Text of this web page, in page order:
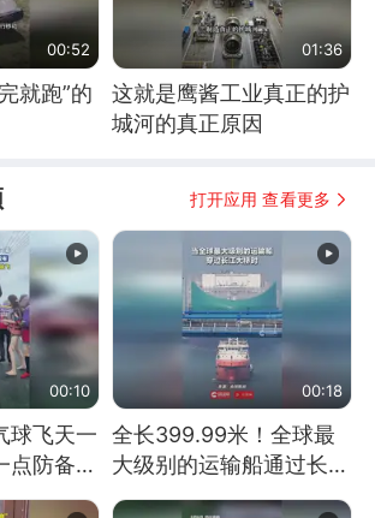
00:52
就跑”的
01:36
这就是鹰酱工业真正的护
城河的真正原因
打开应用 查看更多
00:10
球飞天一
点防备都
00:18
全长399.99米！全球最
大级别的运输船通过长江
大桥这一幕，太震撼了！